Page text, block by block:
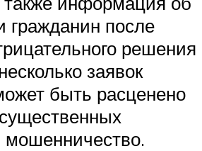
гражданин после
решения
заявок
быть расценено